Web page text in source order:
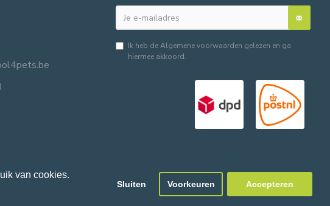
van cookies.
Sluiten Voorkeuren Accepteren
Ik heb deAlgemene voorwaarden gelezen en ga
hiermee akkoord.